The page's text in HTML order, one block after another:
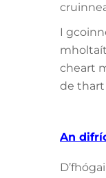
I
cheart
de thart
An